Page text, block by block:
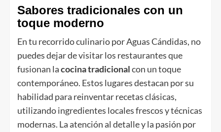
Sabores tradicionales con un
toque moderno
En tu recorrido culinario por Aguas Cándidas, no
puedes dejar de visitar los restaurantes que
fusionan lacocina tradicionalcon un toque
contemporáneo. Estos lugares destacan por su
habilidad para reinventar recetas clásicas,
utilizando ingredientes locales frescos y técnicas
modernas. La atención al detalle y la pasión por